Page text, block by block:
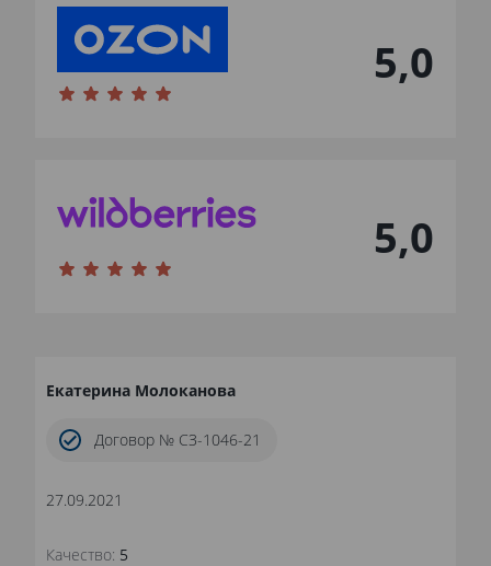
5,0
5,0
Екатерина Молоканова
Договор № СЗ-1046-21
27.09.2021
Качество: 5